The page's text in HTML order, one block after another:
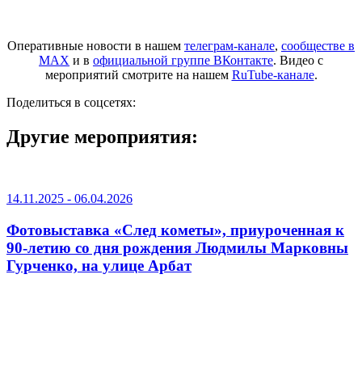
Оперативные новости в нашем телеграм-канале, сообществе в
MAX и в официальной группе ВКонтакте. Видео с
мероприятий смотрите на нашем RuTube-канале.
Поделиться в соцсетях:
Другие мероприятия:
14.11.2025 - 06.04.2026
Фотовыставка «След кометы», приуроченная к
90-летию со дня рождения Людмилы Марковны
Гурченко, на улице Арбат